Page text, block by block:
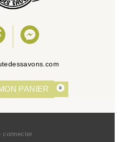
PANIER 0
connecter